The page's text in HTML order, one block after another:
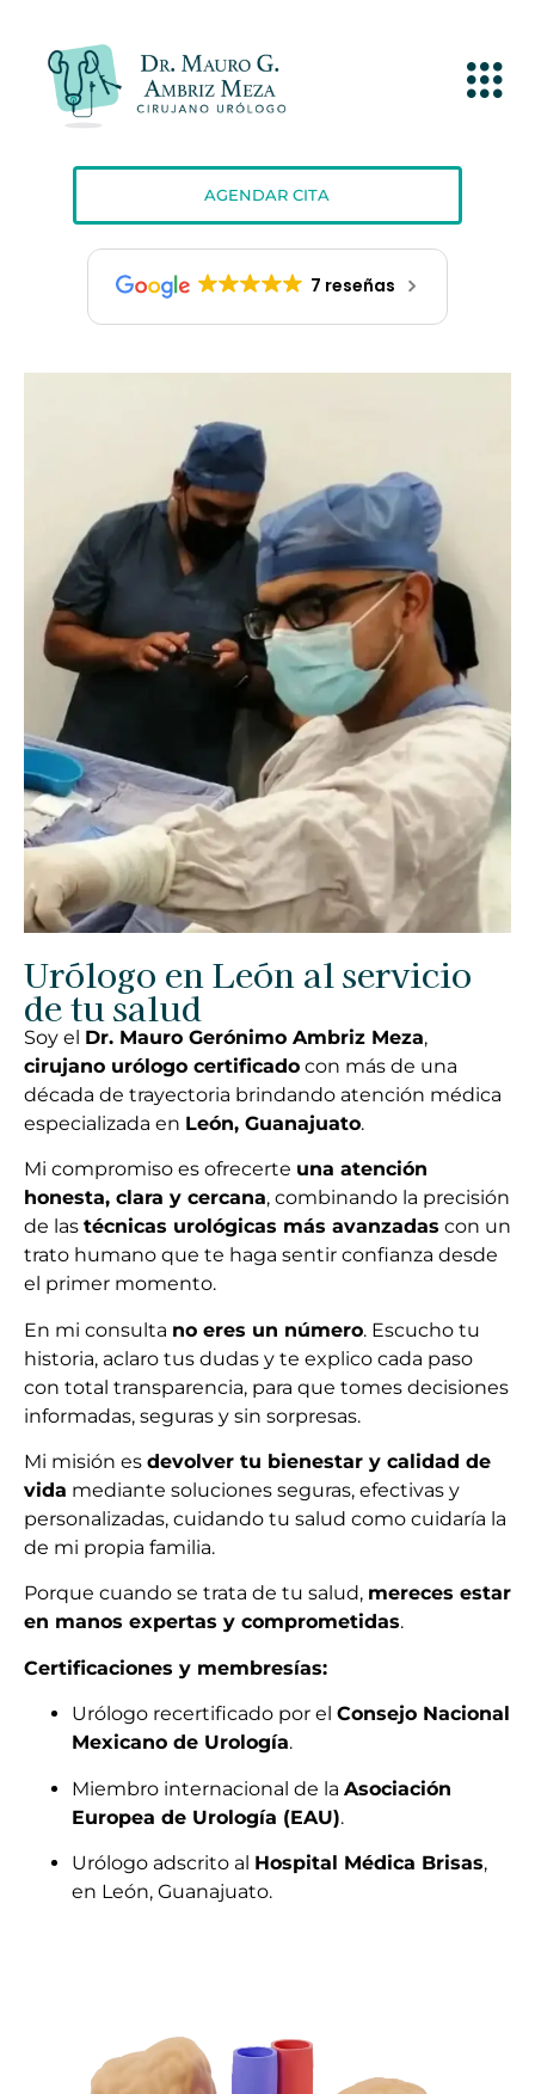
AGENDAR CITA
7 reseñas
Urólogo en León al servicio
de tu salud
Soy el Dr. Mauro Gerónimo Ambriz Meza,
cirujano urólogo certificado con más de una
década de trayectoria brindando atención médica
especializada en León, Guanajuato.
Mi compromiso es ofrecerte una atención
honesta, clara y cercana, combinando la precisión
de las técnicas urológicas más avanzadas con un
trato humano que te haga sentir confianza desde
el primer momento.
En mi consulta no eres un número. Escucho tu
historia, aclaro tus dudas y te explico cada paso
con total transparencia, para que tomes decisiones
informadas, seguras y sin sorpresas.
Mi misión es devolver tu bienestar y calidad de
vida mediante soluciones seguras, efectivas y
personalizadas, cuidando tu salud como cuidaría la
de mi propia familia.
Porque cuando se trata de tu salud, mereces estar
en manos expertas y comprometidas.
Certificaciones y membresías:
Urólogo recertificado por el Consejo Nacional
Mexicano de Urología.
Miembro internacional de la Asociación
Europea de Urología (EAU).
Urólogo adscrito al Hospital Médica Brisas,
en León, Guanajuato.